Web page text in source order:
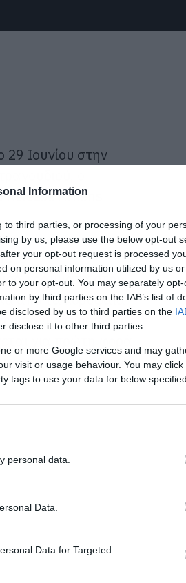
Information
third parties, or processing of your
by us, please use the below opt-out
your opt-out request is processed
on personal information utilized by us
to your opt-out. You may separately
by third parties on the IAB’s list of
disclosed by us to third parties on the
disclose it to other third parties.
or more Google services and may
visit or usage behaviour. You may
tags to use your data for below
personal data.
Data.
Data for Targeted
Ιουνίου στην
ο
Athens
ο
γράμματα στην
από τα κορυφαία
πραγματοποιήσει
για πρώτη φορά
εμφάνισή